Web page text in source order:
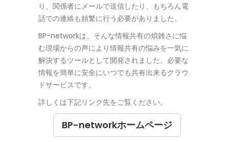
り、関係者にメールで送信したり、もちろん電
話での連絡も頻繁に行う必要がありました。
BP-networkは、そんな情報共有の煩雑さに悩
む現場からの声により情報共有の悩みを一気に
解決するツールとして開発されました。必要な
情報を簡単に安全にいつでも共有出来るクラウ
ドサービスです。
詳しくは下記リンク先をご覧ください。
BP-networkホームページ